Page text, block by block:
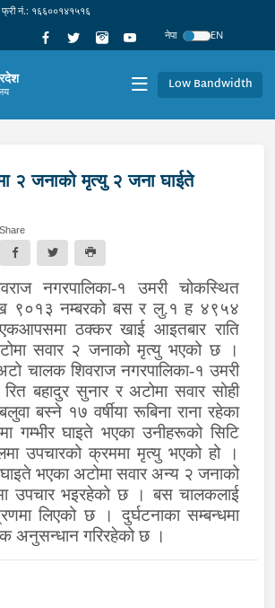
फ्री नं.: १६६००१४१५१६
नेपा
EN
Low Bandwidth
२ जनाको मृत्यु २ जना घाईते
Share
नगरपालिका-१ उमरी चोकस्थित
९०१३ नम्बरको बस र लु.१ ह ४९५४
ठक्कर खाई आइतबार राति
सवार २ जनाको मृत्यु भएको छ ।
चालक शिवराज नगरपालिका-१ उमरी
बहादुर सुनार र अटोमा सवार सोही
बस्ने १७ वर्षीया रूबिना राना रहेका
गम्भीर घाइते भएका उनीहरूको सिटि
उपचारको क्रममा मृत्यु भएको हो ।
घाइते भएका अटोमा सवार अन्य २ जनाको
उपचार भइरहेको छ । बस चालकलाई
लिएको छ ।दुर्घटनाका सम्बन्धमा
अनुसन्धान गरिरहेको छ ।